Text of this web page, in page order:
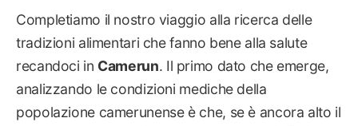
Completiamo il nostro viaggio alla ricerca delle
tradizioni alimentari che fanno bene alla salute
recandoci in Camerun. Il primo dato che emerge,
analizzando le condizioni mediche della
popolazione camerunense è che, se è ancora alto il